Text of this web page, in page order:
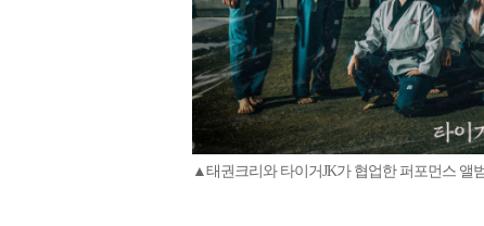
▲태권크리와 타이거JK가 협업한 퍼포먼스 앨